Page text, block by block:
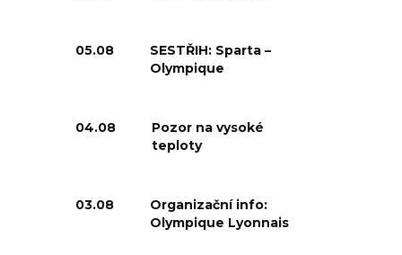
05.08
SESTŘIH: Sparta –
Olympique
04.08
Pozor na vysoké
teploty
03.08
Organizační info:
Olympique Lyonnais